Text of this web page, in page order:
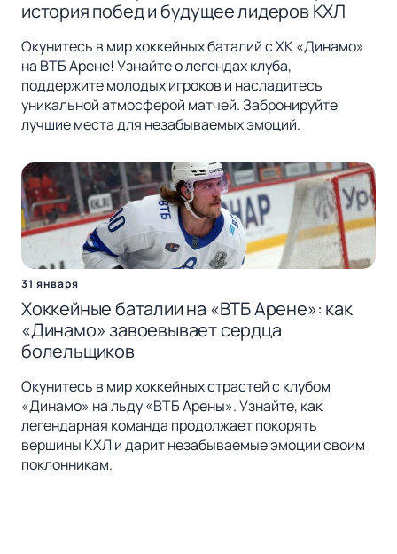
история побед и будущее лидеров КХЛ
Окунитесь в мир хоккейных баталий с ХК «Динамо»
на ВТБ Арене! Узнайте о легендах клуба,
поддержите молодых игроков и насладитесь
уникальной атмосферой матчей. Забронируйте
лучшие места для незабываемых эмоций.
31 января
Хоккейные баталии на «ВТБ Арене»: как
«Динамо» завоевывает сердца
болельщиков
Окунитесь в мир хоккейных страстей с клубом
«Динамо» на льду «ВТБ Арены». Узнайте, как
легендарная команда продолжает покорять
вершины КХЛ и дарит незабываемые эмоции своим
поклонникам.